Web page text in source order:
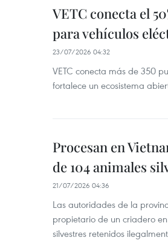
VETC conecta el
para vehículos
23/07/2026 04:32
VETC conecta más de 350
fortalece un ecosistema
Procesan en
de 104 animales
21/07/2026 04:36
Las autoridades de la
propietario de un criadero
silvestres retenidos